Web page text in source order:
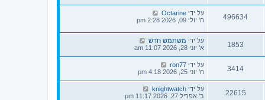
496634 על ידי Octarine
ה' יולי 09, 2026 2:28 pm
1853 על ידי משתמש חדש
א' יוני 28, 2026 11:07 am
3414 על ידי ron77
ה' יוני 25, 2026 4:18 pm
22615 על ידי knightwatch
ב' אפריל 27, 2026 11:17 pm